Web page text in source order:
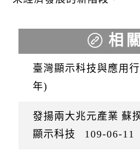
相
臺灣顯示科技與應用
年)
發揚兩大兆元產業 蘇
顯示科技
109-06-11